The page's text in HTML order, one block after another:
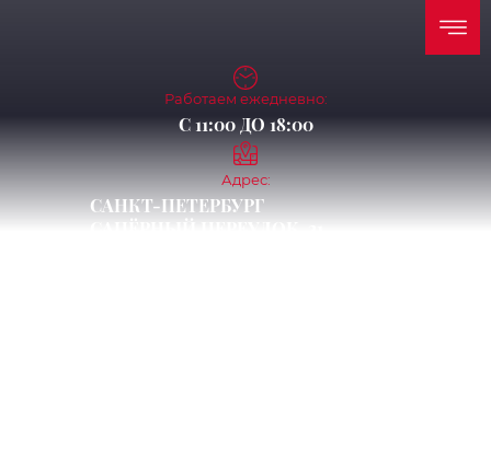
Работаем ежедневно:
С 11:00 ДО 18:00
Адрес:
CАНКТ-ПЕТЕРБУРГ